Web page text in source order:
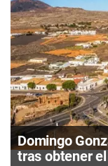
Domingo
tras obtener